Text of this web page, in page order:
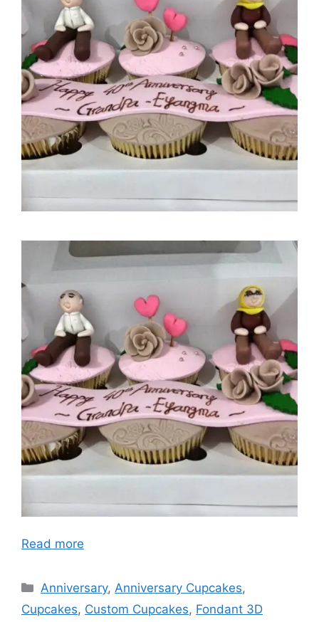
Read more
Categories
Anniversary, Anniversary Cupcakes,
Cupcakes, Custom Cupcakes, Fondant 3D